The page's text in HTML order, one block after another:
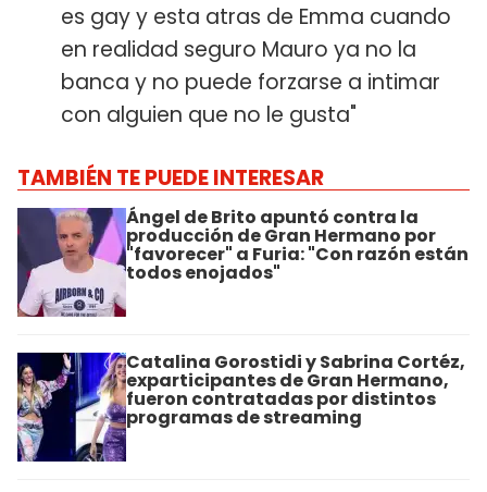
es gay y esta atras de Emma cuando
en realidad seguro Mauro ya no la
banca y no puede forzarse a intimar
con alguien que no le gusta"
TAMBIÉN TE PUEDE INTERESAR
Ángel de Brito apuntó contra la
producción de Gran Hermano por
"favorecer" a Furia: "Con razón están
todos enojados"
Catalina Gorostidi y Sabrina Cortéz,
exparticipantes de Gran Hermano,
fueron contratadas por distintos
programas de streaming